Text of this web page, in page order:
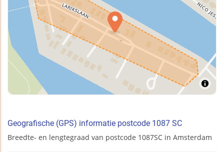
Geografische (GPS) informatie postcode 1087 SC
Breedte- en lengtegraad van postcode 1087SC in Amsterdam